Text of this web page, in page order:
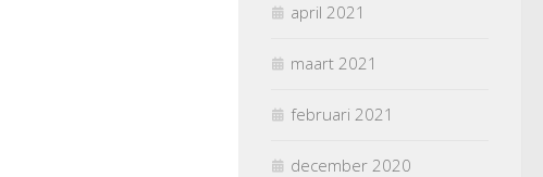
april 2021
maart 2021
februari 2021
december 2020